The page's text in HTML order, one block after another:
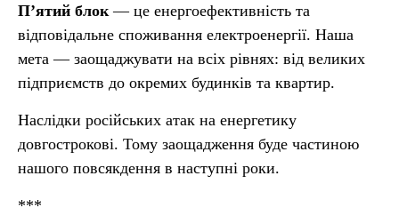
Пʼятий блок— це енергоефективність та
відповідальне споживання електроенергії. Наша
мета — заощаджувати на всіх рівнях: від великих
підприємств до окремих будинків та квартир.
Наслідки російських атак на енергетику
довгострокові. Тому заощадження буде частиною
нашого повсякдення в наступні роки.
***